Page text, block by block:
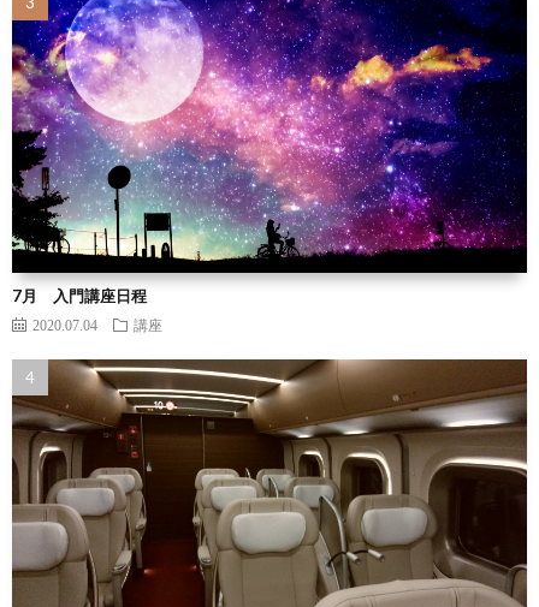
7月 入門講座日程
2020.07.04 講座